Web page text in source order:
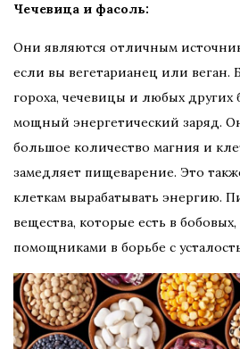
Чечевица и фасоль:
Они являются отличным
если вы вегетарианец или веган.
гороха, чечевицы и любых других
мощный энергетический заряд.
большое количество магния и
замедляет пищеварение. Это
клеткам вырабатывать энергию.
вещества, которые есть в
помощниками в борьбе с